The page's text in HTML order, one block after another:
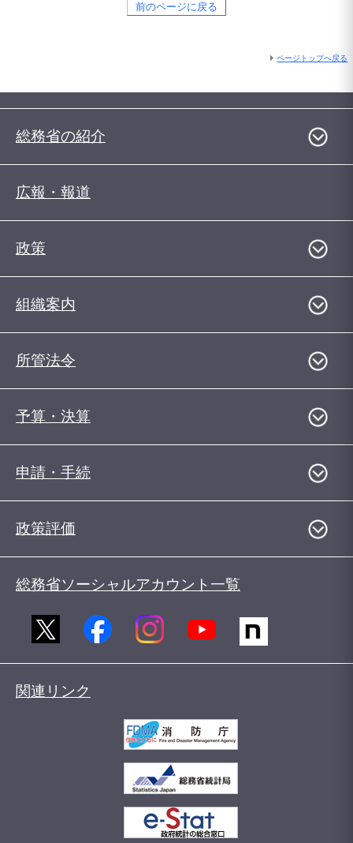
前のページに戻る
ページトップへ戻る
総務省の紹介
広報・報道
政策
組織案内
所管法令
予算・決算
申請・手続
政策評価
総務省ソーシャルアカウント一覧
関連リンク